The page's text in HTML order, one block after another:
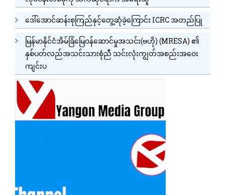
ဒေါ်အောင်ဆန်းစုကြည်နှင့်တွေ့ဆုံခဲ့ကြောင်း ICRC အတည်ပြု
မြန်မာနိုင်ငံအိမ်ခြံမြေဝန်ဆောင်မှုအသင်း(ဗဟို) (MRESA) ၏
နှစ်ပတ်လည်အသင်းသားစုံညီ သင်းလုံးကျွတ်အစည်းအဝေး
ကျင်းပ